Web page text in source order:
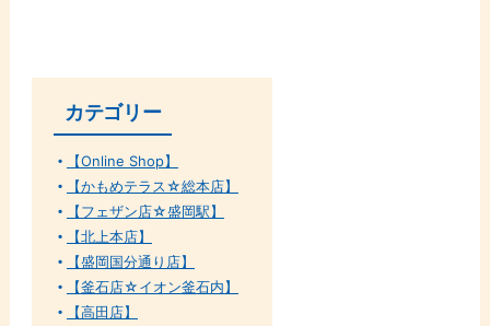
カテゴリー
【Online Shop】
【かもめテラス☆総本店】
【フェザン店☆盛岡駅】
【北上本店】
【盛岡国分通り店】
【釜石店☆イオン釜石内】
【高田店】